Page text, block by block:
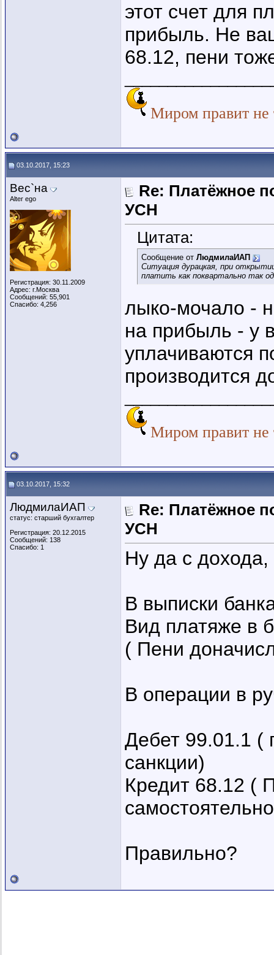
этот счет для
прибыль. Не
68.12, пени
Миром правит не
03.10.2017, 15:23
Вес`на
Alter ego
Регистрация: 30.11.2009
Адрес: г.Москва
Сообщений: 55,901
Спасибо: 4,256
Re: Платёжное
УСН
Цитата:
Сообщение от ЛюдмилаИАП
Ситуация дурацкая, при
платить как поквартально так
лыко-мочало -
на прибыль - у
уплачиваются
производится
Миром правит не
03.10.2017, 15:32
ЛюдмилаИАП
статус: старший бухгалтер
Регистрация: 20.12.2015
Сообщений: 138
Спасибо: 1
Re: Платёжное
УСН
Ну да с
В выписки
Вид платяже в
( Пени
В операции в
Дебет 99.01.1 (
санкции)
Кредит 68.12 (
Правильно?